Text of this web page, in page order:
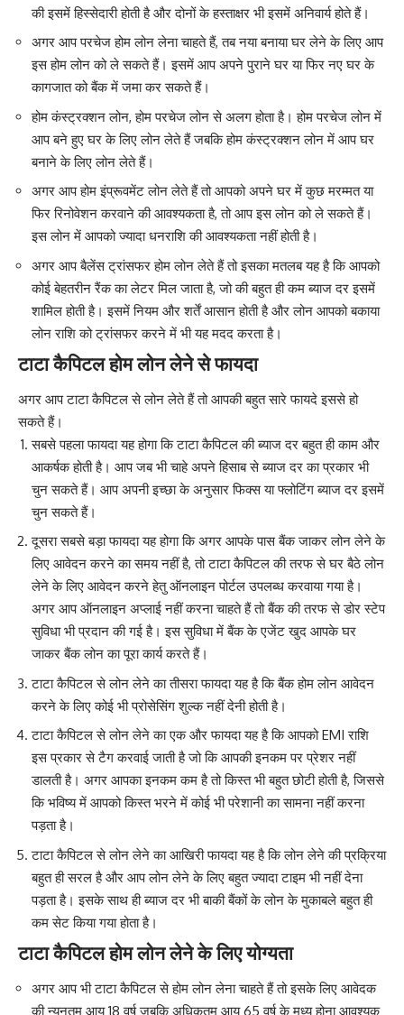
की इसमें हिस्सेदारी होती है और दोनों के हस्ताक्षर भी इसमें अनिवार्य होते हैं।
अगर आप परचेज होम लोन लेना चाहते हैं, तब नया बनाया घर लेने के लिए आप
इस होम लोन को ले सकते हैं। इसमें आप अपने पुराने घर या फिर नए घर के
कागजात को बैंक में जमा कर सकते हैं।
होम कंस्ट्रक्शन लोन, होम परचेज लोन से अलग होता है। होम परचेज लोन में
आप बने हुए घर के लिए लोन लेते हैं जबकि होम कंस्ट्रक्शन लोन में आप घर
बनाने के लिए लोन लेते हैं।
अगर आप होम इंप्रूवमेंट लोन लेते हैं तो आपको अपने घर में कुछ मरम्मत या
फिर रिनोवेशन करवाने की आवश्यकता है, तो आप इस लोन को ले सकते हैं।
इस लोन में आपको ज्यादा धनराशि की आवश्यकता नहीं होती है।
अगर आप बैलेंस ट्रांसफर होम लोन लेते हैं तो इसका मतलब यह है कि आपको
कोई बेहतरीन रैंक का लेटर मिल जाता है, जो की बहुत ही कम ब्याज दर इसमें
शामिल होती है। इसमें नियम और शर्तें आसान होती है और लोन आपको बकाया
लोन राशि को ट्रांसफर करने में भी यह मदद करता है।
टाटा कैपिटल होम लोन लेने से फायदा
अगर आप टाटा कैपिटल से लोन लेते हैं तो आपकी बहुत सारे फायदे इससे हो
सकते हैं।
सबसे पहला फायदा यह होगा कि टाटा कैपिटल की ब्याज दर बहुत ही काम और
आकर्षक होती है। आप जब भी चाहे अपने हिसाब से ब्याज दर का प्रकार भी
चुन सकते हैं। आप अपनी इच्छा के अनुसार फिक्स या फ्लोटिंग ब्याज दर इसमें
चुन सकते हैं।
दूसरा सबसे बड़ा फायदा यह होगा कि अगर आपके पास बैंक जाकर लोन लेने के
लिए आवेदन करने का समय नहीं है, तो टाटा कैपिटल की तरफ से घर बैठे लोन
लेने के लिए आवेदन करने हेतु ऑनलाइन पोर्टल उपलब्ध करवाया गया है।
अगर आप ऑनलाइन अप्लाई नहीं करना चाहते हैं तो बैंक की तरफ से डोर स्टेप
सुविधा भी प्रदान की गई है। इस सुविधा में बैंक के एजेंट खुद आपके घर
जाकर बैंक लोन का पूरा कार्य करते हैं।
टाटा कैपिटल से लोन लेने का तीसरा फायदा यह है कि बैंक होम लोन आवेदन
करने के लिए कोई भी प्रोसेसिंग शुल्क नहीं देनी होती है।
टाटा कैपिटल से लोन लेने का एक और फायदा यह है कि आपको EMI राशि
इस प्रकार से टैग करवाई जाती है जो कि आपकी इनकम पर प्रेशर नहीं
डालती है। अगर आपका इनकम कम है तो किस्त भी बहुत छोटी होती है, जिससे
कि भविष्य में आपको किस्त भरने में कोई भी परेशानी का सामना नहीं करना
पड़ता है।
टाटा कैपिटल से लोन लेने का आखिरी फायदा यह है कि लोन लेने की प्रक्रिया
बहुत ही सरल है और आप लोन लेने के लिए बहुत ज्यादा टाइम भी नहीं देना
पड़ता है। इसके साथ ही ब्याज दर भी बाकी बैंकों के लोन के मुकाबले बहुत ही
कम सेट किया गया होता है।
टाटा कैपिटल होम लोन लेने के लिए योग्यता
अगर आप भी टाटा कैपिटल से होम लोन लेना चाहते हैं तो इसके लिए आवेदक
की न्यूनतम आयु 18 वर्ष जबकि अधिकतम आयु 65 वर्ष के मध्य होना आवश्यक